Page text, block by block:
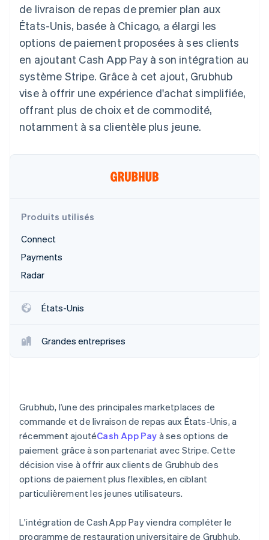
Moyens de
paiement
de 125
Terminal
Paiements en
personne
Authorization
Acceptation
optimisée
associés
Recognition
Comptabilité
automatisée
Stripe Sigma
Rapports
personnalisés
Data Pipeline
Synchronisation
des données
Plus
Product roadmap
Découvrez les prochaines évolutions
Prévention de la fraude
Constitution de start-up
Stripe Sessions 2026
Découvrez comment Stripe construit l’infrastructure
Regarder la vidéo
l’application
Gestion financière
Plateformes
Par secteur
Entreprises d'IA
Jeux
loisirs
divertissements
Organisations à but
Partenaires
Stripe App Marketplace
Gérer des
Proposer une
facturation à l'usage
Émettre des cartes
bancaires adossées à
des stablecoins
Fournir et gérer des
services avec des
agents
Ressources
Intégrations
Blog des développeurs
Entreprise
Feuille de route
produits
Sessions : conférence
annuelle
Carrières
Communiqués de
presse
Stripe Press
Contacter notre équipe
de livraison de repas de premier plan aux
États-Unis, basée à Chicago, a élargi les
options de paiement proposées à ses clients
en ajoutant Cash App Pay à son intégration au
système Stripe. Grâce à cet ajout, Grubhub
vise à offrir une expérience d'achat simplifiée,
offrant plus de choix et de commodité,
notamment à sa clientèle plus jeune.
Produits utilisés
Connect
Payments
Radar
États-Unis
Grandes entreprises
Grubhub, l’une des principales marketplaces de
commande et de livraison de repas aux États-Unis, a
récemment ajoutéCash App Pay à ses options de
paiement grâce à son partenariat avec Stripe. Cette
décision vise à offrir aux clients de Grubhub des
options de paiement plus flexibles, en ciblant
particulièrement les jeunes utilisateurs.
L'intégration de Cash App Pay viendra compléter le
programme de restauration universitaire de Grubhub,